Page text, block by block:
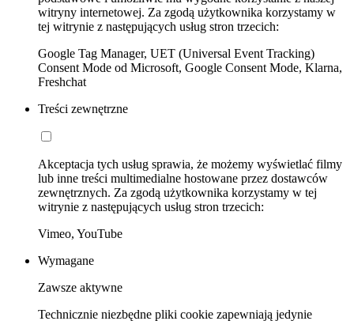
witryny internetowej. Za zgodą użytkownika korzystamy w
tej witrynie z następujących usług stron trzecich:
Google Tag Manager, UET (Universal Event Tracking)
Consent Mode od Microsoft, Google Consent Mode, Klarna,
Freshchat
Treści zewnętrzne
Akceptacja tych usług sprawia, że możemy wyświetlać filmy
lub inne treści multimedialne hostowane przez dostawców
zewnętrznych. Za zgodą użytkownika korzystamy w tej
witrynie z następujących usług stron trzecich:
Vimeo, YouTube
Wymagane
Zawsze aktywne
Technicznie niezbędne pliki cookie zapewniają jedynie